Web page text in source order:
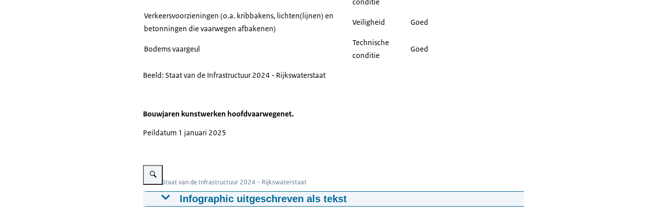
Verkeersvoorzieningen (o.a. kribbakens, lichten(lijnen) en
betonningen die vaarwegen afbakenen)
Veiligheid Goed
Bodems vaargeul
Technische
conditie
Goed
Beeld: Staat van de Infrastructuur 2024 - Rijkswaterstaat
Bouwjaren kunstwerken hoofdvaarwegenet.
Peildatum 1 januari 2025
Vergroot afbeelding Infographic: Zie de onderstaande tekst voor informatie
Beeld: Staat van de Infrastructuur 2024 - Rijkswaterstaat
Infographic uitgeschreven als tekst